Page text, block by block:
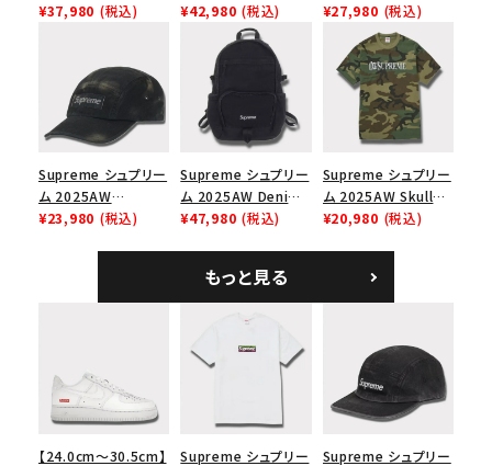
Shoulder Bag デニ
¥37,980 (税込)
Nike SB Dunk Low
ナイキ SB ダンク ロ
ー スニーカー ホワイ
¥42,980 (税込)
Pigment Coated
2-Tone S Logo 6-
Panel Cap ピグメン
トコーテッド 2トーン
エスロゴ 6パネルキャ
ップ ブラック
¥27,980 (税込)
Supreme シュプリー
ム 2025AW
Overdyed Camp
¥23,980 (税込)
Supreme シュプリー
ム 2025AW Denim
Backpack デニム バ
¥47,980 (税込)
Supreme シュプリー
ム 2025AW Skull
Tee スカル Tシャ
¥20,980 (税込)
もっと見る
【24.0cm～30.5cm】
Supreme シュプリー
Supreme シュプリー